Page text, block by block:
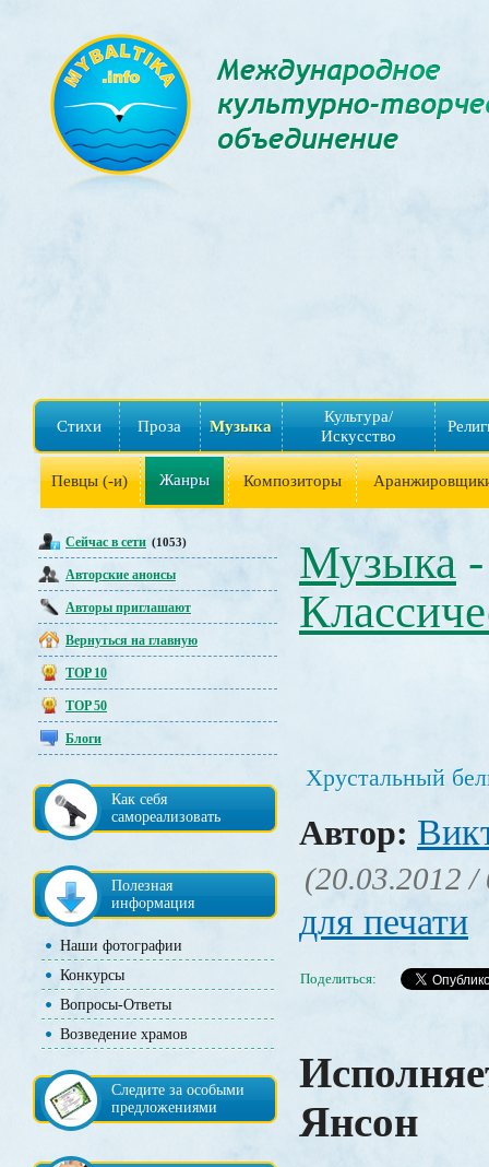
Стихи Проза Музыка
Культура/
Искусство
Певцы (-и) Жанры Композиторы
Сейчас в сети (1053)
Авторские анонсы
Авторы приглашают
Вернуться на главную
TOP 10
TOP 50
Блоги
Как себя
самореализовать
Полезная
информация
Наши фотографии
Конкурсы
Вопросы-Ответы
Возведение храмов
Следите за особыми
предложениями
Музыка -
Хрустальный
Автор:
(20.03.2012 /
для печати
Поделиться:
Янсон